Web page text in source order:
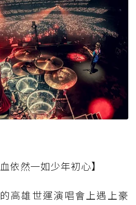
依然一如少年初心】
高雄世運演唱會上遇上豪